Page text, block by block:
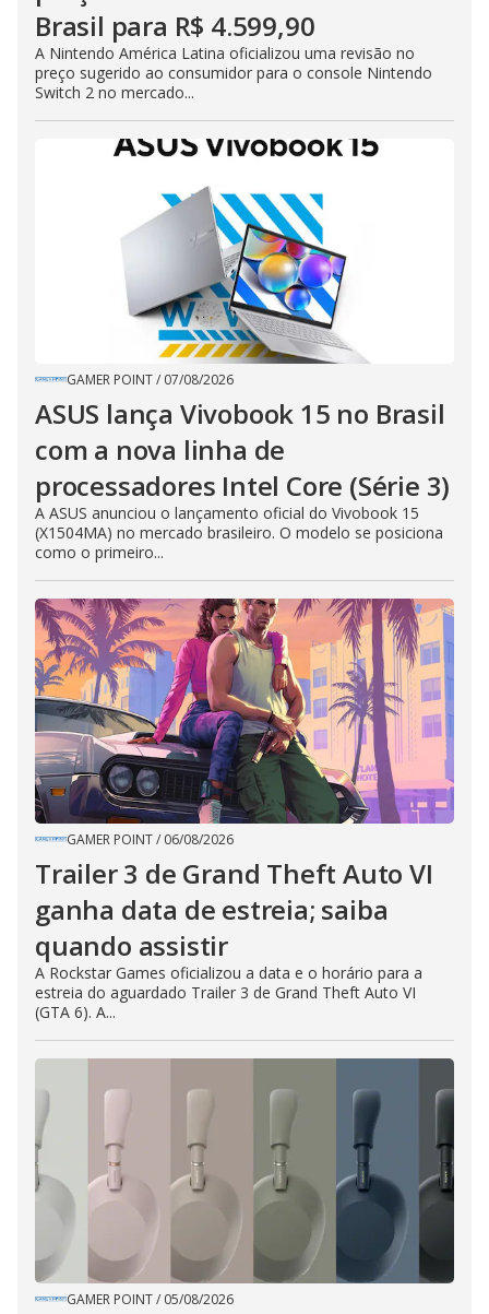
Brasil para R$ 4.599,90
A Nintendo América Latina oficializou uma revisão no
preço sugerido ao consumidor para o console Nintendo
Switch 2 no mercado...
GAMER POINT/ 07/08/2026
ASUS lança Vivobook 15 no Brasil
com a nova linha de
processadores Intel Core (Série 3)
A ASUS anunciou o lançamento oficial do Vivobook 15
(X1504MA) no mercado brasileiro. O modelo se posiciona
como o primeiro...
GAMER POINT/ 06/08/2026
Trailer 3 de Grand Theft Auto VI
ganha data de estreia; saiba
quando assistir
A Rockstar Games oficializou a data e o horário para a
estreia do aguardado Trailer 3 de Grand Theft Auto VI
(GTA 6). A...
GAMER POINT/ 05/08/2026